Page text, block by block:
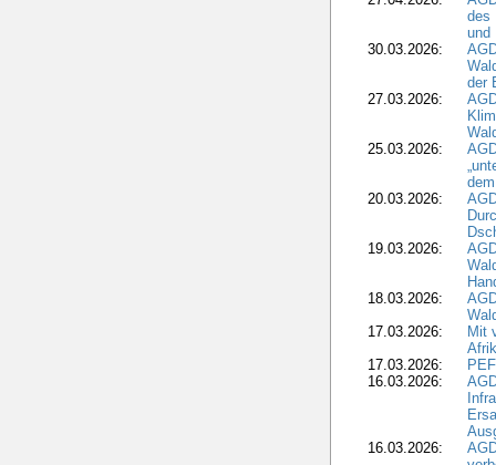
des
und
30.03.2026:
der
27.03.2026:
25.03.2026:
20.03.2026:
19.03.2026:
18.03.2026:
17.03.2026:
Mit
17.03.2026:
16.03.2026:
16.03.2026: